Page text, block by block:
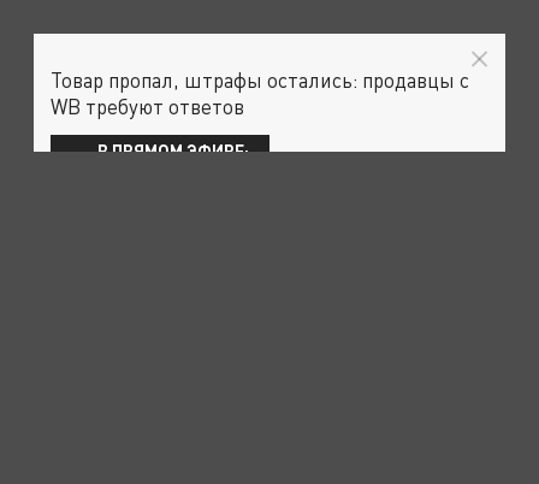
Товар пропал, штрафы остались: продавцы с
WB требуют ответов
В ПРЯМОМ ЭФИРЕ: